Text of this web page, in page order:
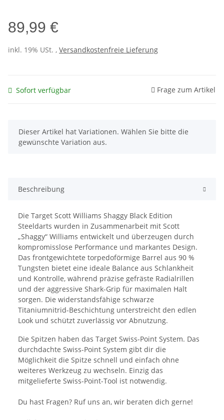
89,99 €
inkl. 19% USt. , Versandkostenfreie Lieferung
Sofort verfügbar Frage zum Artikel
x
Dieser Artikel hat Variationen. Wählen Sie bitte die
gewünschte Variation aus.
Beschreibung
Die Target Scott Williams Shaggy Black Edition
Steeldarts wurden in Zusammenarbeit mit Scott
„Shaggy“ Williams entwickelt und überzeugen durch
kompromisslose Performance und markantes Design.
Das frontgewichtete torpedoförmige Barrel aus 90 %
Tungsten bietet eine ideale Balance aus Schlankheit
und Kontrolle, während präzise gefräste Radialrillen
und der aggressive Shark-Grip für maximalen Halt
sorgen. Die widerstandsfähige schwarze
Titaniumnitrid-Beschichtung unterstreicht den edlen
Look und schützt zuverlässig vor Abnutzung.
Die Spitzen haben das Target Swiss-Point System. Das
durchdachte Swiss-Point System gibt dir die
Möglichkeit die Spitze schnell und einfach ohne
weiteres Werkzeug zu wechseln. Einzig das
mitgelieferte Swiss-Point-Tool ist notwendig.
Du hast Fragen? Ruf uns an, wir beraten dich gerne!